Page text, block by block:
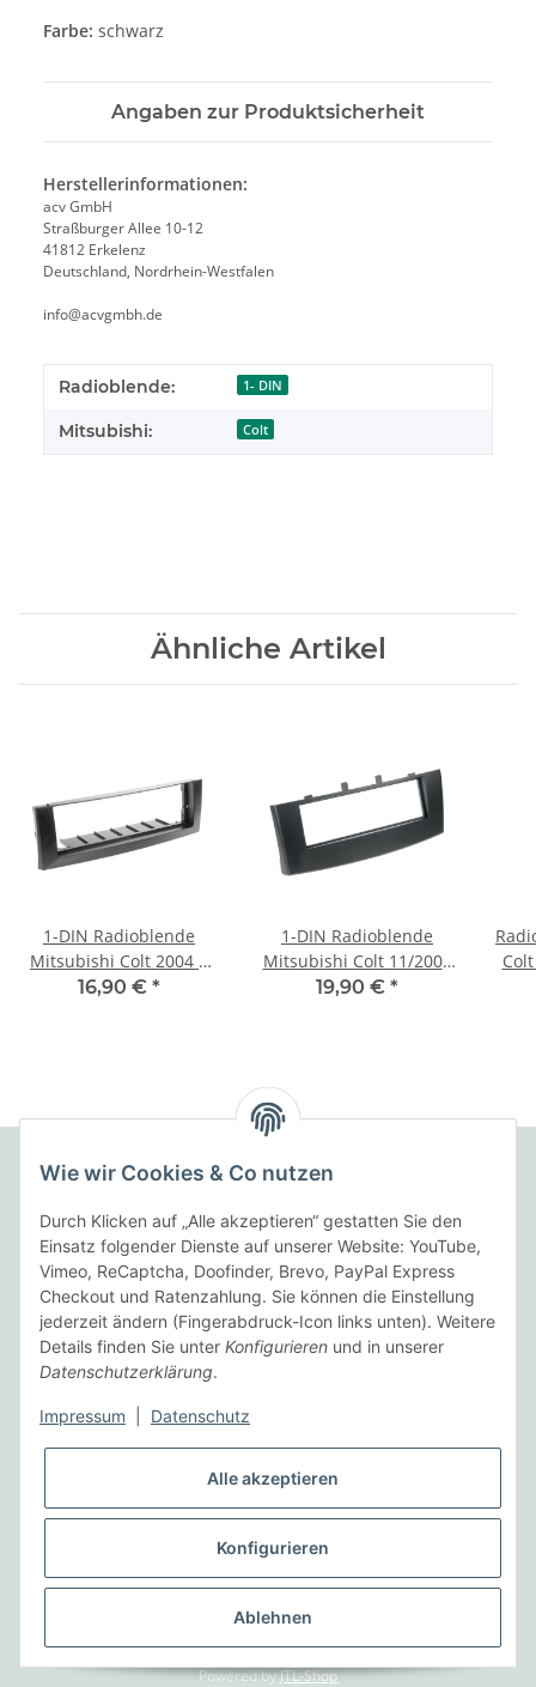
Farbe: schwarz
Angaben zur Produktsicherheit
Herstellerinformationen:
acv GmbH
Straßburger Allee 10-12
41812 Erkelenz
Deutschland, Nordrhein-Westfalen
info@acvgmbh.de
Radioblende: 1- DIN
Mitsubishi: Colt
Ähnliche Artikel
1-DIN Radioblende
Mitsubishi Colt 2004 >
dunkelgrau
16,90 € *
1-DIN Radioblende
Mitsubishi Colt 11/2008
> 11/2012 schwarz
19,90 € *
Folgende Zahlungsarten bieten wir an:
Wir versenden mit:
Gesetzliche Informationen
Vertrag widerrufen
* Alle Preise inkl. gesetzlicher USt., zzgl.Versand
© Heinze Elektronik
Powered byJTL-Shop
Wie wir Cookies & Co nutzen
Durch Klicken auf „Alle akzeptieren“ gestatten Sie den
Einsatz folgender Dienste auf unserer Website: YouTube,
Vimeo, ReCaptcha, Doofinder, Brevo, PayPal Express
Checkout und Ratenzahlung. Sie können die Einstellung
jederzeit ändern (Fingerabdruck-Icon links unten). Weitere
Details finden Sie unter Konfigurieren und in unserer
Datenschutzerklärung.
Impressum Datenschutz
Alle akzeptieren
Konfigurieren
Ablehnen